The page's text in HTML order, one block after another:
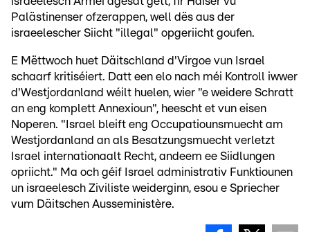
Palästinenser ofzerappen, well dës aus der
israeelescher Siicht "illegal" opgeriicht goufen.
E Mëttwoch huet Däitschland d'Virgoe vun Israel
schaarf kritiséiert. Datt een elo nach méi Kontroll iwwer
d'Westjordanland wéilt huelen, wier "e weidere Schratt
an eng komplett Annexioun", heescht et vun eisen
Noperen. "Israel bleift eng Occupatiounsmuecht am
Westjordanland an als Besatzungsmuecht verletzt
Israel internationaalt Recht, andeem ee Siidlungen
opriicht." Ma och géif Israel administrativ Funktiounen
un israeelesch Ziviliste weiderginn, esou e Spriecher
vum Däitschen Ausseministère.